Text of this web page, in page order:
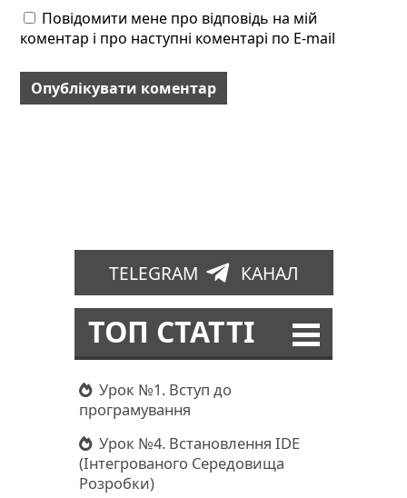
Повідомити мене про відповідь на мій
коментар і про наступні коментарі по E-mail
TELEGRAM КАНАЛ
ТОП СТАТТІ
Урок №1. Вступ до
програмування
Урок №4. Встановлення IDE
(Інтегрованого Середовища
Розробки)